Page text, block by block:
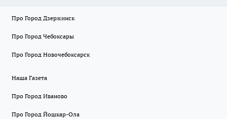
Про Город Дзержинск
Про Город Чебоксары
Про Город Новочебоксарск
Наша Газета
Про Город Иваново
Про Город Йошкар-Ола